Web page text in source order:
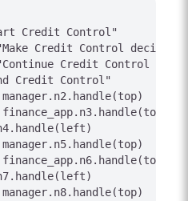
Credit Control"
Credit Control decision"
Credit Control
Credit Control"